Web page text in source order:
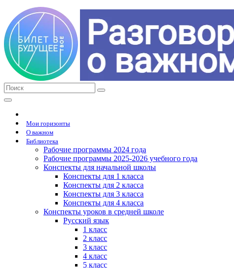
Мои горизонты
О важном
Библиотека
Рабочие программы 2024 года
Рабочие программы 2025-2026 учебного года
Конспекты для начальной школы
Конспекты для 1 класса
Конспекты для 2 класса
Конспекты для 3 класса
Конспекты для 4 класса
Конспекты уроков в средней школе
Русский язык
1 класс
2 класс
3 класс
4 класс
5 класс